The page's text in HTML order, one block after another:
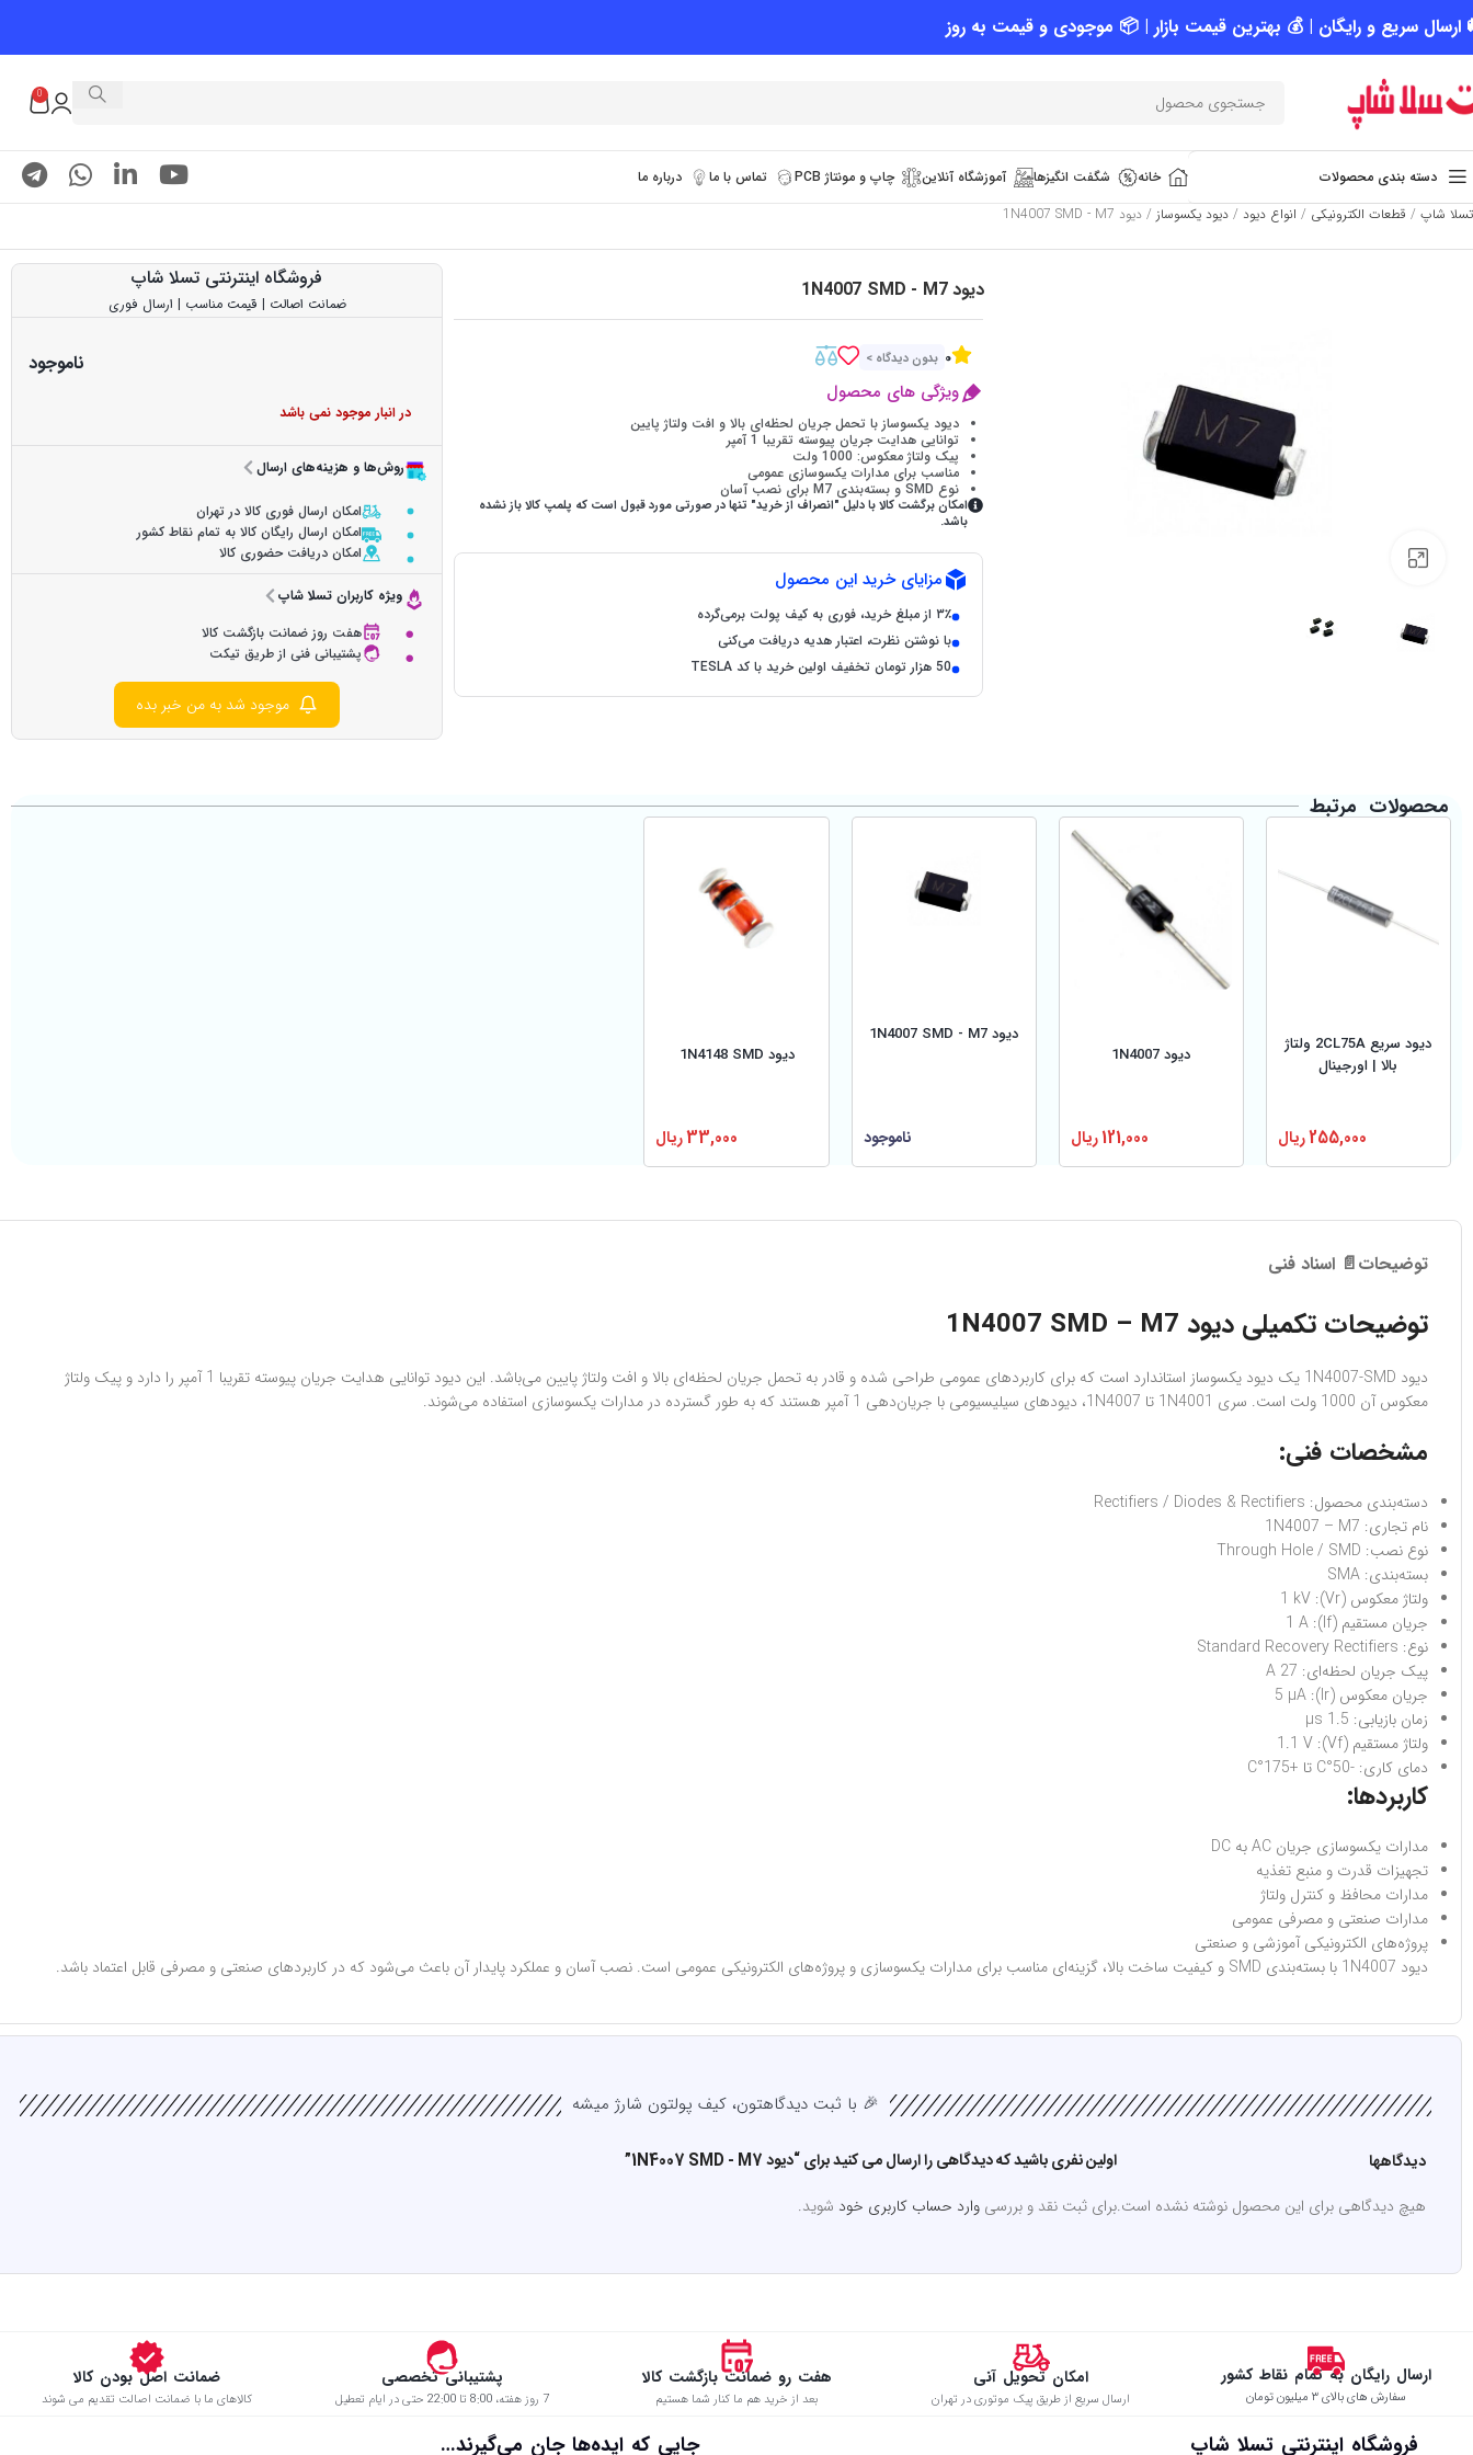
ارسال سریع و رایگان | 💰 بهترین قیمت بازار | 📦 موجودی و قیمت به روز
0
دسته بندی محصولات خانه شگفت انگیزها آموزشگاه آنلاین چاپ و مونتاژ PCB تماس با ما
درباره ما
تسلا شاپ / قطعات الکترونیکی / انواع دیود / دیود یکسوساز / دیود 1N4007 SMD - M7
دیود 1N4007 SMD - M7
0 بدون دیدگاه >
ویژگی های محصول
دیود یکسوساز با تحمل جریان لحظه‌ای بالا و افت ولتاژ پایین
توانایی هدایت جریان پیوسته تقریبا 1 آمپر
پیک ولتاژ معکوس: 1000 ولت
مناسب برای مدارات یکسوسازی عمومی
نوع SMD و بسته‌بندی M7 برای نصب آسان
امکان برگشت کالا با دلیل "انصراف از خرید" تنها در صورتی مورد قبول است که پلمپ کالا باز نشده
باشد.
مزایای خرید این محصول
۳٪ از مبلغ خرید، فوری به کیف پولت برمی‌گرده
با نوشتن نظرت، اعتبار هدیه دریافت می‌کنی
50 هزار تومان تخفیف اولین خرید با کد TESLA
فروشگاه اینترنتی تسلا شاپ
ضمانت اصالت | قیمت مناسب | ارسال فوری
ناموجود
در انبار موجود نمی باشد
روش‌ها و هزینه‌های ارسال
امکان ارسال فوری کالا در تهران
امکان ارسال رایگان کالا به تمام نقاط کشور
امکان دریافت حضوری کالا
ویژه کاربران تسلا شاپ
هفت روز ضمانت بازگشت کالا
پشتیبانی فنی از طریق تیکت
موجود شد به من خبر بده
محصولات مرتبط
دیود سریع 2CL75A ولتاژ
بالا | اورجینال
255,000ریال
دیود 1N4007
121,000ریال
دیود 1N4007 SMD - M7
ناموجود
دیود 1N4148 SMD
33,000ریال
توضیحات📄 اسناد فنی
توضیحات تکمیلی دیود 1N4007 SMD – M7
دیود 1N4007-SMD یک دیود یکسوساز استاندارد است که برای کاربردهای عمومی طراحی شده و قادر به تحمل جریان لحظه‌ای بالا و افت ولتاژ پایین می‌باشد. این دیود توانایی هدایت جریان پیوسته تقریبا 1 آمپر را دارد و پیک ولتاژ
معکوس آن 1000 ولت است. سری 1N4001 تا 1N4007، دیودهای سیلیسیومی با جریان‌دهی 1 آمپر هستند که به طور گسترده در مدارات یکسوسازی استفاده می‌شوند.
مشخصات فنی:
دسته‌بندی محصول: Rectifiers / Diodes & Rectifiers
نام تجاری: 1N4007 – M7
نوع نصب: Through Hole / SMD
بسته‌بندی: SMA
ولتاژ معکوس (Vr): 1 kV
جریان مستقیم (If): 1 A
نوع: Standard Recovery Rectifiers
پیک جریان لحظه‌ای: 27 A
جریان معکوس (Ir): 5 µA
زمان بازیابی: 1.5 µs
ولتاژ مستقیم (Vf): 1.1 V
دمای کاری: -50°C تا +175°C
کاربردها:
مدارات یکسوسازی جریان AC به DC
تجهیزات قدرت و منبع تغذیه
مدارات محافظ و کنترل ولتاژ
مدارات صنعتی و مصرفی عمومی
پروژه‌های الکترونیکی آموزشی و صنعتی
دیود 1N4007 با بسته‌بندی SMD و کیفیت ساخت بالا، گزینه‌ای مناسب برای مدارات یکسوسازی و پروژه‌های الکترونیکی عمومی است. نصب آسان و عملکرد پایدار آن باعث می‌شود که در کاربردهای صنعتی و مصرفی قابل اعتماد باشد.
🎉 با ثبت دیدگاهتون، کیف پولتون شارژ میشه
دیدگاهها
هیچ دیدگاهی برای این محصول نوشته نشده است.
اولین نفری باشید که دیدگاهی را ارسال می کنید برای “دیود 1N4007 SMD - M7”
برای ثبت نقد و بررسی وارد حساب کاربری خود شوید.
ارسال رایگان به تمام نقاط کشور
سفارش های بالای ۳ میلیون تومان
امکان تحویل آنی
ارسال سریع از طریق پیک موتوری در تهران
هفت رو ضمانت بازگشت کالا
بعد از خرید هم ما کنار شما هستیم
پشتیبانی تخصصی
7 روز هفته، 8:00 تا 22:00 حتی در ایام تعطیل
ضمانت اصل بودن کالا
کالاهای ما با ضمانت اصالت تقدیم می شوند
فروشگاه اینترنتی تسلا شاپ جایی که ایده‌ها جان می‌گیرند…